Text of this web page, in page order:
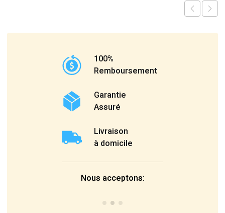
100%
Remboursement
Garantie
Assuré
Livraison
à domicile
Nous acceptons: